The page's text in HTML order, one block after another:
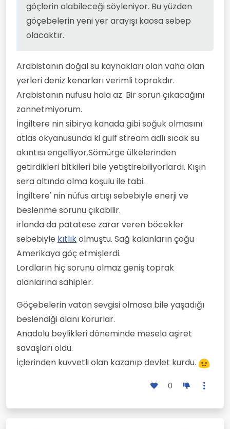
göçlerin olabileceği söyleniyor. Bu yüzden
göçebelerin yeni yer arayışı kaosa sebep
olacaktır.
Arabistanın doğal su kaynakları olan vaha olan
yerleri deniz kenarları verimli toprakdır.
Arabistanın nufusu hala az. Bir sorun çıkacağını
zannetmiyorum.
İngiltere nin sibirya kanada gibi soğuk olmasını
atlas okyanusunda ki gulf stream adlı sıcak su
akıntısı engelliyor.Sömürge ülkelerinden
getirdikleri bitkileri bile yetiştirebiliyorlardı. Kışın
sera altında olma koşulu ile tabi.
İngiltere' nin nüfus artışı sebebiyle enerji ve
beslenme sorunu çıkabilir.
irlanda da patatese zarar veren böcekler
sebebiyle kıtlıkolmuştu. Sağ kalanların çoğu
Amerikaya göç etmişlerdi.
Lordların hiç sorunu olmaz geniş toprak
alanlarına sahipler.
Göçebelerin vatan sevgisi olmasa bile yaşadığı
beslendiği alanı korurlar.
Anadolu beylikleri döneminde mesela aşiret
savaşları oldu.
İçlerinden kuvvetli olan kazanıp devlet kurdu.
0